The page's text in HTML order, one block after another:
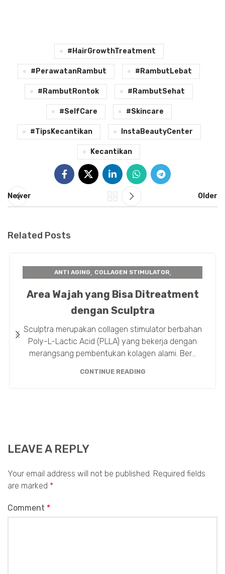
#HairGrowthTreatment
#PerawatanRambut #RambutLebat
#RambutRontok #RambutSehat
#SelfCare #Skincare
#TipsKecantikan InstaBeautyCenter
Kecantikan
Newer Older
Related Posts
ANTI AGING, COLLAGEN STIMULATOR,
SCULPTRA
Area Wajah yang Bisa Ditreatment
dengan Sculptra
Sculptra merupakan collagen stimulator berbahan
Poly-L-Lactic Acid (PLLA) yang bekerja dengan
merangsang pembentukan kolagen alami. Ber...
CONTINUE READING
LEAVE A REPLY
Your email address will not be published. Required fields
are marked *
Comment *